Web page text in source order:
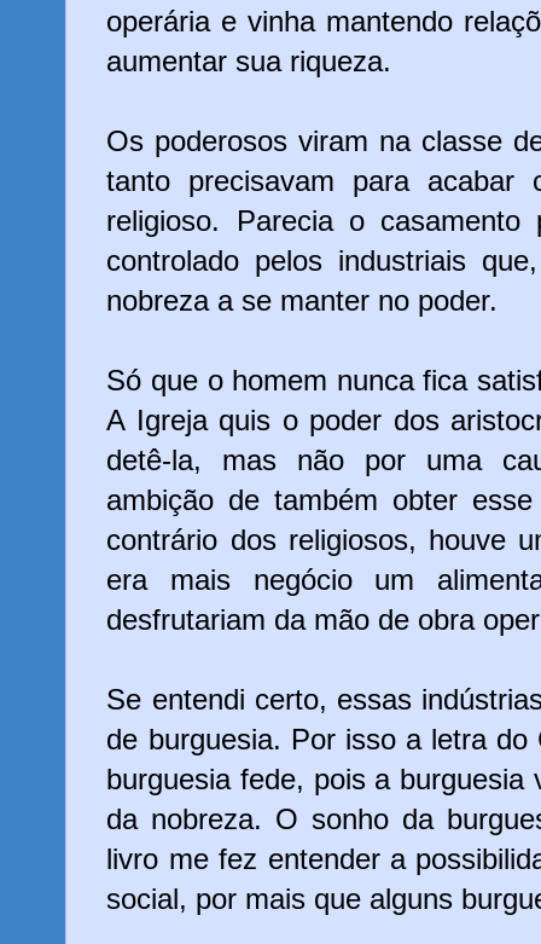
operária e vinha mantendo
aumentar sua riqueza.
Os poderosos viram na classe
tanto precisavam para
religioso. Parecia o
controlado pelos industriais
nobreza a se manter no poder.
Só que o homem nunca fica
A Igreja quis o poder dos
detê-la, mas não por uma
ambição de também obter
contrário dos religiosos, houve
era mais negócio um
desfrutariam da mão de obra
Se entendi certo, essas
de burguesia. Por isso a letra
burguesia fede, pois a burguesia
da nobreza. O sonho da
livro me fez entender a
social, por mais que alguns